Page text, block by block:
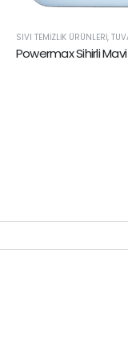
SIVI TEMIZLIK ÜRÜNLERI,
Powermax Sihirli